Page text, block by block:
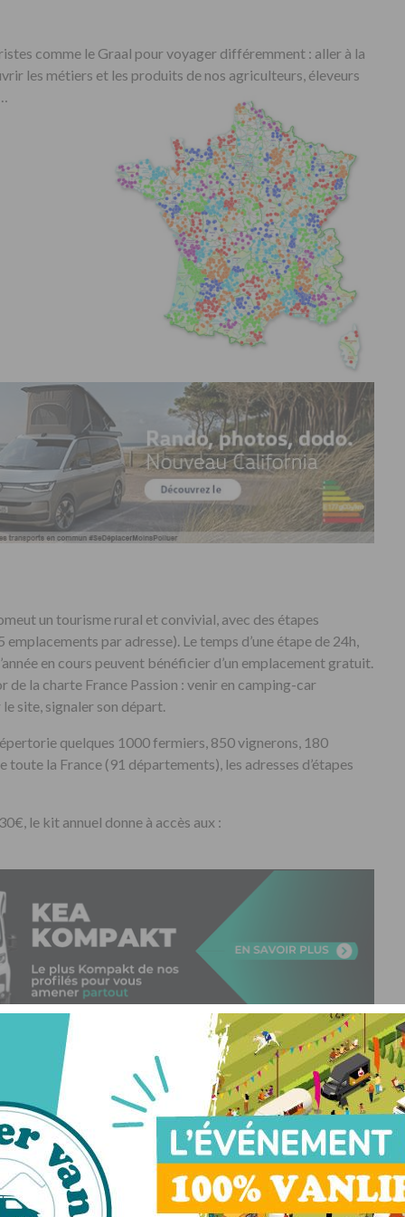
comme le Graal pour voyager différemment : aller à la
les métiers et les produits de nos agriculteurs, éleveurs
un tourisme rural et convivial, avec des étapes
par adresse). Le temps d’une étape de 24h,
en cours peuvent bénéficier d’un emplacement gratuit.
de la charte France Passion : venir en camping-car
site, signaler son départ.
quelques 1000 fermiers, 850 vignerons, 180
la France (91 départements), les adresses d’étapes
le kit annuel donne à accès aux :
descriptif des étapes, coordonnées GPS, photos,
activités des hôtes, bonnes tables aux alentours
(adapté aux tablettes et Smartphones)